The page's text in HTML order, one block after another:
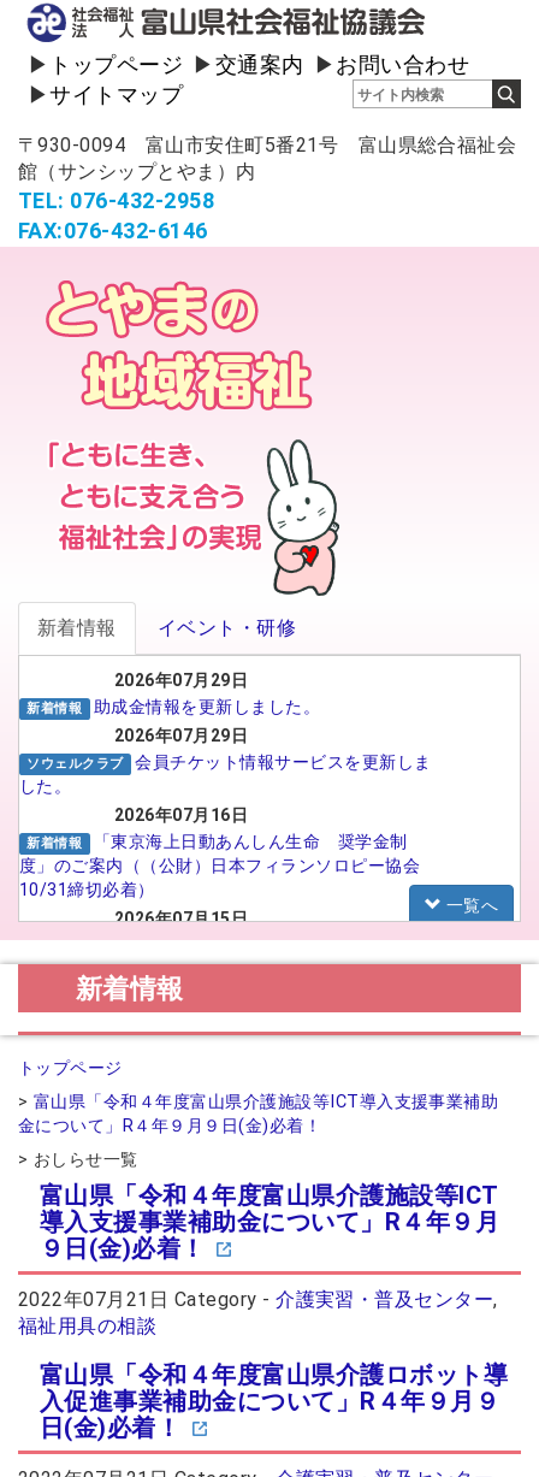
トップページ 交通案内
お問い合わせ
サイトマップ
〒930-0094 富山市安住町5番21号 富山県総合福祉会
館（サンシップとやま）内
TEL: 076-432-2958
FAX:076-432-6146
新着情報 イベント・研修
2026年07月29日
新着情報
助成金情報を更新しました。
2026年07月29日
ソウェルクラブ
会員チケット情報サービスを更新しま
した。
2026年07月16日
新着情報
「東京海上日動あんしん生命 奨学金制
度」のご案内（（公財）日本フィランソロピー協会
10/31締切必着）
2026年07月15日
がんばる介護職員応援事業 イメー
ジアップ動画広告のSNS広告配信プロポーザルの実
施について
TOYAMA 2026に参加される法人の皆様へ
2026年07月14日
ソウェルクラブ
会員交流事業を更新しました。
2026年07月10日
ソウェルクラブ
その他の会員情報サービスを更新しま
した。
2026年07月06日
福祉カレッジ
№29 強度行動障害支援者養成研修（基
礎研修）の募集を開始しました。
一覧へ
新着情報
トップページ
富山県「令和４年度富山県介護施設等ICT導入支援事業補助
金について」R４年９月９日(金)必着！
おしらせ一覧
富山県「令和４年度富山県介護施設等ICT
導入支援事業補助金について」R４年９月
９日(金)必着！
2022年07月21日 Category -介護実習・普及センター,
福祉用具の相談
富山県「令和４年度富山県介護ロボット導
入促進事業補助金について」R４年９月９
日(金)必着！